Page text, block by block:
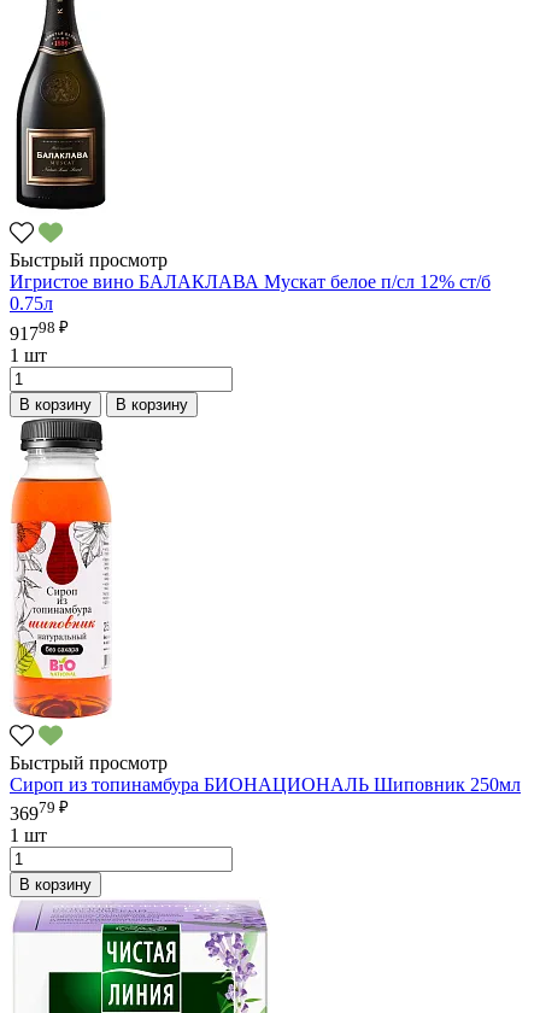
Быстрый просмотр
Игристое вино БАЛАКЛАВА Мускат белое п/сл 12% ст/б
0.75л
91798 ₽
1 шт
В корзину В корзину
Быстрый просмотр
Сироп из топинамбура БИОНАЦИОНАЛЬ Шиповник 250мл
36979 ₽
1 шт
В корзину